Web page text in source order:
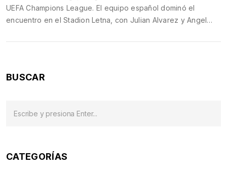
UEFA Champions League. El equipo español dominó el
encuentro en el Stadion Letna, con Julian Alvarez y Angel
el sexto triunfo consecutivo de Atlético en todas las
BUSCAR
CATEGORÍAS